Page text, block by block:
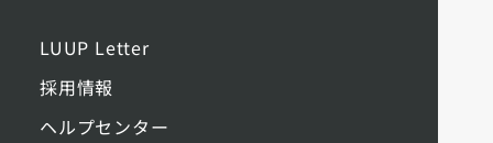
LUUP Letter
採用情報
ヘルプセンター